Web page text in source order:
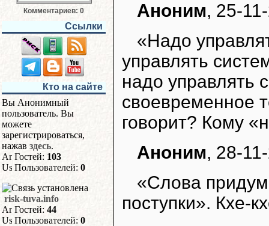
Комментариев: 0
Ссылки
Кто на сайте
Вы Анонимный
пользователь. Вы
можете
зарегистрироваться,
нажав здесь.
Гостей: 103
Пользователей: 0
risk-tuva.info
Гостей: 44
Пользователей: 0
Аноним, 25-
«Надо
управлять
надо управлять
своевременное
говорит? Кому
Аноним, 28-
«Слова
поступки». Кхе-